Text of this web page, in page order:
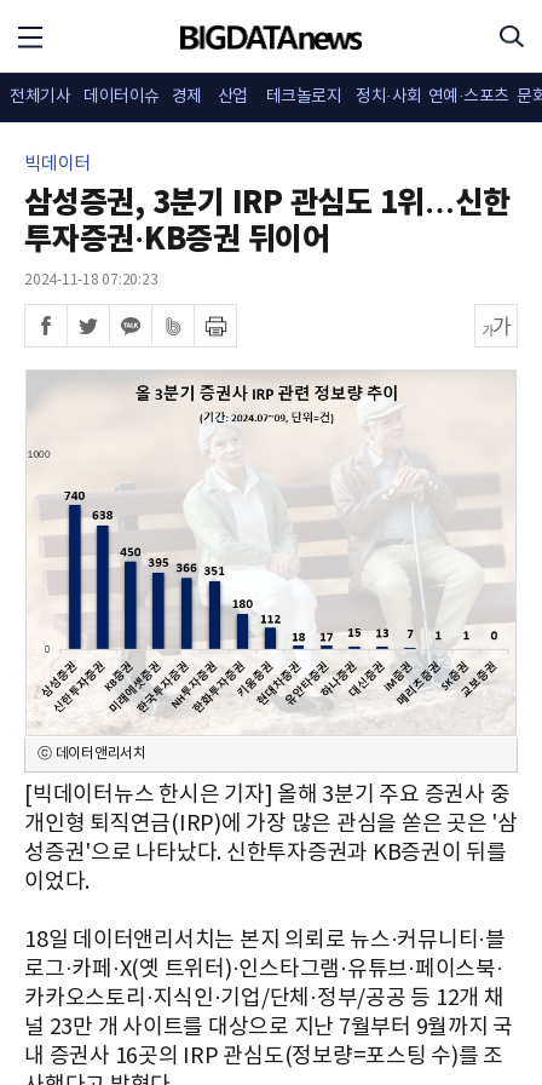
전체기사 데이터이슈 경제 산업 테크놀로지 정치·사회 연예·스포츠 문
빅데이터
삼성증권, 3분기 IRP 관심도 1위…신한
투자증권·KB증권 뒤이어
2024-11-18 07:20:23
ⓒ 데이터앤리서치
[빅데이터뉴스 한시은 기자] 올해 3분기 주요 증권사 중
개인형 퇴직연금(IRP)에 가장 많은 관심을 쏟은 곳은 '삼
성증권'으로 나타났다. 신한투자증권과 KB증권이 뒤를
이었다.
18일 데이터앤리서치는 본지 의뢰로 뉴스·커뮤니티·블
로그·카페·X(옛 트위터)·인스타그램·유튜브·페이스북·
카카오스토리·지식인·기업/단체·정부/공공 등 12개 채
널 23만 개 사이트를 대상으로 지난 7월부터 9월까지 국
내 증권사 16곳의 IRP 관심도(정보량=포스팅 수)를 조